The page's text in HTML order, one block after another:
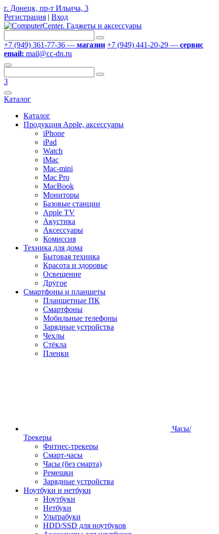
г. Донецк, пр-т Ильича, 3
Регистрация | Вход
+7 (949) 361-77-36 — магазин +7 (949) 441-20-29 — сервис
email: mail@cc-dn.ru
3
Каталог
Каталог
Продукция Apple, аксессуары
iPhone
iPad
Watch
iMac
Mac-mini
Mac Pro
MacBook
Мониторы
Базовые станции
Apple TV
Акустика
Аксессуары
Комиссия
Техника для дома
Бытовая техника
Красота и здоровье
Освещение
Другое
Смартфоны и планшеты
Планшетные ПК
Смартфоны
Мобильные телефоны
Зарядные устройства
Чехлы
Стёкла
Пленки
Часы/
Трекеры
Фитнес-трекеры
Смарт-часы
Часы (без смарта)
Ремешки
Зарядные устройства
Ноутбуки и нетбуки
Ноутбуки
Нетбуки
Ультрабуки
HDD/SSD для ноутбуков